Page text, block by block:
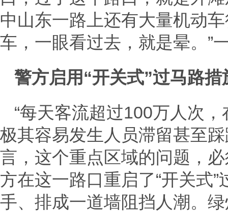
中山东一路上还有大量机动
车，一眼看过去，就是晕。”
警方启用“开关式”过马路措
“每天客流超过100万人次
极其容易发生人员滞留甚至
言，这个重点区域的问题，
方在这一路口重启了“开关式
手、排成一道墙阻挡人潮。